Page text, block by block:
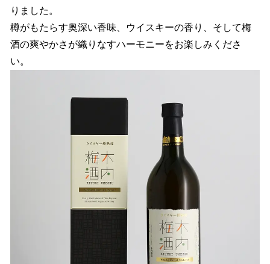
りました。
樽がもたらす奥深い香味、ウイスキーの香り、そして梅
酒の爽やかさが織りなすハーモニーをお楽しみくださ
い。